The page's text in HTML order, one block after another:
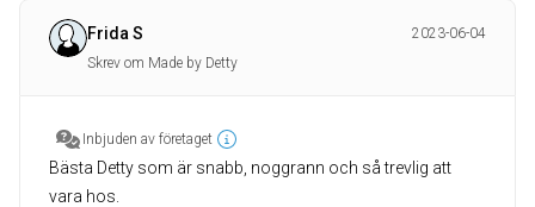
Frida S
2023-06-04
Skrev om Made by Detty
Inbjuden av företaget
Bästa Detty som är snabb, noggrann och så trevlig att
vara hos.